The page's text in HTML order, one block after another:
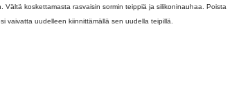
Vältä koskettamasta rasvaisin sormin teippiä ja silikoninauhaa. Poista
vaivatta uudelleen kiinnittämällä sen uudella teipillä.